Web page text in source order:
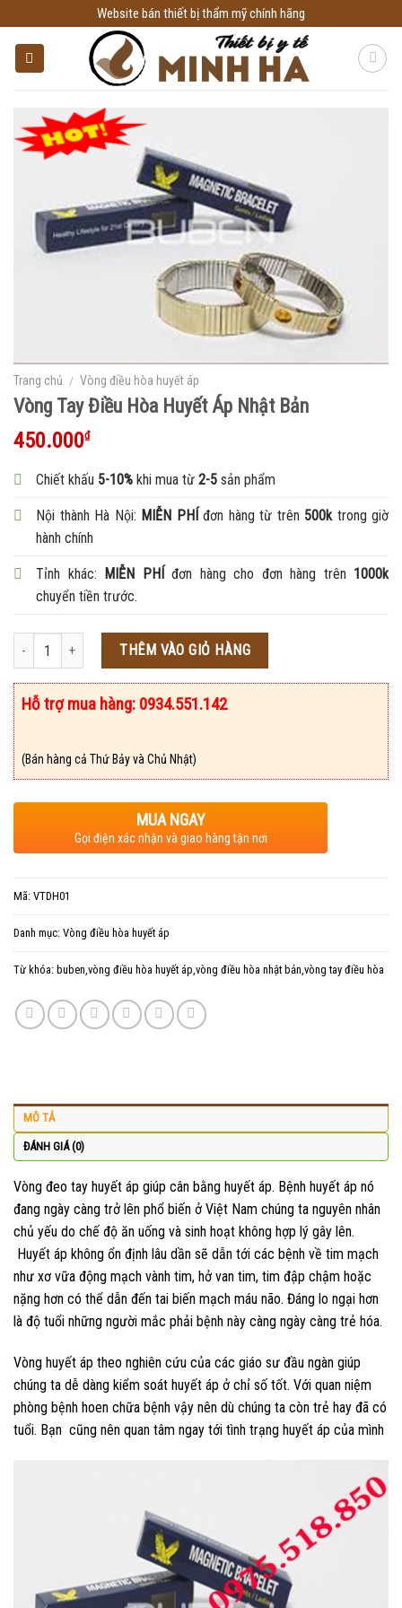
to
content
Website bán thiết bị thẩm mỹ chính hãng
Trang chủ / Vòng điều hòa huyết áp
Vòng Tay Điều Hòa Huyết Áp Nhật Bản
450.000₫
Chiết khấu 5-10% khi mua từ 2-5 sản phẩm
Nội thành Hà Nội: MIỄN PHÍđơn hàng từ trên 500k trong giờ
hành chính
Tỉnh khác: MIỄN PHÍđơn hàng cho đơn hàng trên 1000k
chuyển tiền trước.
Số lượng THÊM VÀO GIỎ HÀNG
Hỗ trợ mua hàng: 0934.551.142
(Bán hàng cả Thứ Bảy và Chủ Nhật)
MUA NGAY
Gọi điện xác nhận và giao hàng tận nơi
Mã: VTDH01
Danh mục: Vòng điều hòa huyết áp
Từ khóa: buben,vòng điều hòa huyết áp,vòng điều hòa nhật bản,vòng tay điều hòa
MÔ TẢ
ĐÁNH GIÁ (0)
Vòng đeo tay huyết áp giúp cân bằng huyết áp. Bệnh huyết áp nó
đang ngày càng trở lên phổ biến ở Việt Nam chúng ta nguyên nhân
chủ yếu do chế độ ăn uống và sinh hoạt không hợp lý gây lên.
Huyết áp không ổn định lâu dần sẽ dẫn tới các bệnh về tim mạch
như xơ vữa động mạch vành tim, hở van tim, tim đập chậm hoặc
nặng hơn có thể dẫn đến tai biến mạch máu não. Đáng lo ngại hơn
là độ tuổi những người mắc phải bệnh này càng ngày càng trẻ hóa.
Vòng huyết áp theo nghiên cứu của các giáo sư đầu ngàn giúp
chúng ta dễ dàng kiểm soát huyết áp ở chỉ số tốt. Với quan niệm
phòng bệnh hoen chữa bệnh vậy nên dù chúng ta còn trẻ hay đã có
tuổi. Bạn cũng nên quan tâm ngay tới tình trạng huyết áp của mình